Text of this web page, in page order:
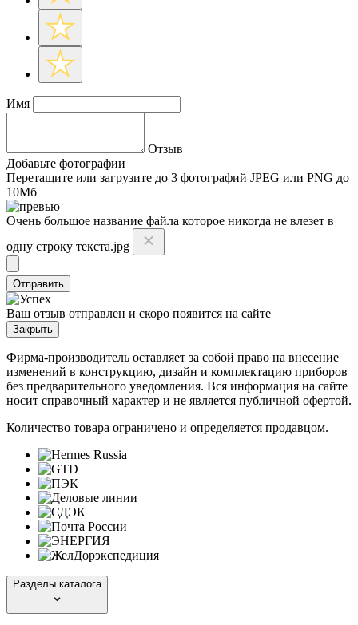
Имя
Отзыв
Добавьте фотографии
Перетащите или загрузите до 3 фотографий JPEG или PNG до
10Мб
Очень большое название файла которое никогда не влезет в
одну строку текста.jpg
Отправить
Ваш отзыв отправлен и скоро появится на сайте
Закрыть
Фирма-производитель оставляет за собой право на внесение
изменений в конструкцию, дизайн и комплектацию приборов
без предварительного уведомления. Вся информация на сайте
носит справочный характер и не является публичной офертой.
Количество товара ограничено и определяется продавцом.
Разделы каталога